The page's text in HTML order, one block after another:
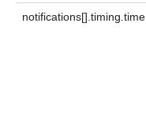
notifications[].timing.time